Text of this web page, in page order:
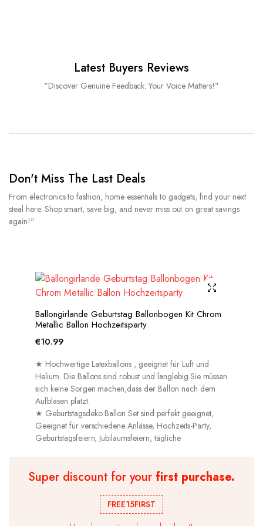
Latest Buyers Reviews
"Discover Genuine Feedback: Your Voice Matters!"
Don't Miss The Last Deals
From electronics to fashion, home essentials to gadgets, find your next
steal here. Shop smart, save big, and never miss out on great savings
again!"
Ballongirlande Geburtstag Ballonbogen Kit Chrom
Metallic Ballon Hochzeitsparty
€10.99
★ Hochwertige Latexballons , geeignet für Luft und
Helium. Die Ballons sind robust und langlebig.Sie müssen
sich keine Sorgen machen,dass der Ballon nach dem
Aufblasen platzt.
★ Geburtstagsdeko Ballon Set sind perfekt geeignet,
Geeignet für verschiedene Anlässe, Hochzeits-Party,
Geburtstagsfeiern, Jubiläumsfeiern, tägliche
Super discount for yourfirst purchase.
FREE15FIRST